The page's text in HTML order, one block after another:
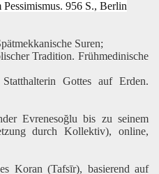
956 S., Berlin
Suren;
Tradition. Frühmedinische
Gottes auf Erden.
Evrenesoğlu bis zu seinem
durch Kollektiv), online,
Koran (Tafsīr), basierend auf